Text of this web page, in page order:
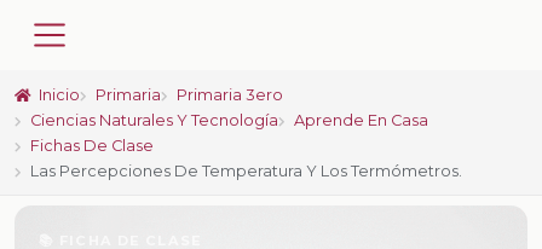
Inicio Primaria
Primaria 3ero
Ciencias Naturales Y Tecnología
Aprende En Casa
Fichas De Clase
Las Percepciones De Temperatura Y Los Termómetros.